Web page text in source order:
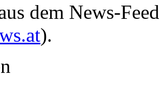
dem News-
).